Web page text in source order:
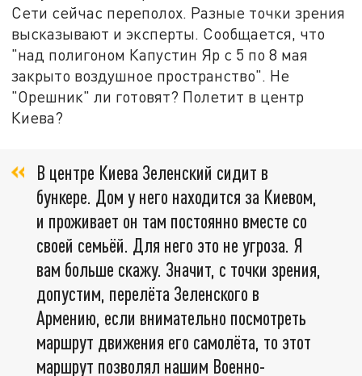
Сети сейчас переполох. Разные точки зрения
высказывают и эксперты. Сообщается, что
"над полигоном Капустин Яр с 5 по 8 мая
закрыто воздушное пространство". Не
"Орешник" ли готовят? Полетит в центр
Киева?
В центре Киева Зеленский сидит в
бункере. Дом у него находится за Киевом,
и проживает он там постоянно вместе со
своей семьёй. Для него это не угроза. Я
вам больше скажу. Значит, с точки зрения,
допустим, перелёта Зеленского в
Армению, если внимательно посмотреть
маршрут движения его самолёта, то этот
маршрут позволял нашим Военно-